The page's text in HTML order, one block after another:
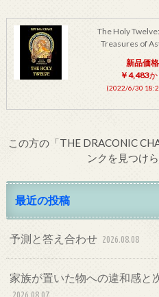
The Holy
Treasures of
新品価格
￥4,483か
(2022/6/30
この方の「THE DRACONIC
ンクを見つけ
最近の投稿
予測と答え合わせ 2026.08.08
家族が置いた物への違和感と